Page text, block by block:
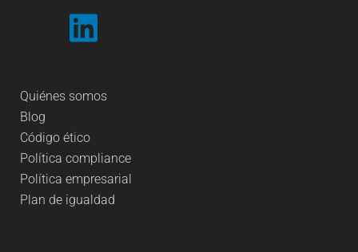
Quiénes somos
Blog
Código ético
Política compliance
Política empresarial
Plan de igualdad